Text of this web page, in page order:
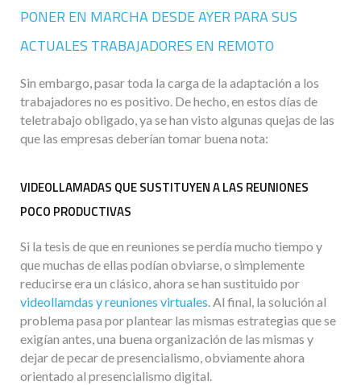
PONER EN MARCHA DESDE AYER PARA SUS
ACTUALES TRABAJADORES EN REMOTO
Sin embargo, pasar toda la carga de la adaptación a los
trabajadores no es positivo. De hecho, en estos días de
teletrabajo obligado, ya se han visto algunas quejas de las
que las empresas deberían tomar buena nota:
VIDEOLLAMADAS QUE SUSTITUYEN A LAS REUNIONES
POCO PRODUCTIVAS
Si la tesis de que en reuniones se perdía mucho tiempo y
que muchas de ellas podían obviarse, o simplemente
reducirse era un clásico, ahora se han sustituido por
videollamdas y reuniones virtuales. Al final, la solución al
problema pasa por plantear las mismas estrategias que se
exigían antes, una buena organización de las mismas y
dejar de pecar de presencialismo, obviamente ahora
orientado al presencialismo digital.